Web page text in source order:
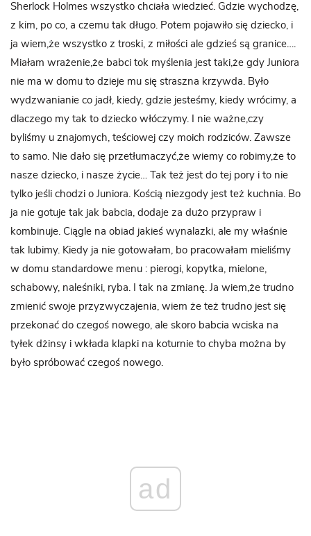
Sherlock Holmes wszystko chciała wiedzieć. Gdzie wychodzę,
z kim, po co, a czemu tak długo. Potem pojawiło się dziecko, i
ja wiem,że wszystko z troski, z miłości ale gdzieś są granice….
Miałam wrażenie,że babci tok myślenia jest taki,że gdy Juniora
nie ma w domu to dzieje mu się straszna krzywda. Było
wydzwanianie co jadł, kiedy, gdzie jesteśmy, kiedy wrócimy, a
dlaczego my tak to dziecko włóczymy. I nie ważne,czy
byliśmy u znajomych, teściowej czy moich rodziców. Zawsze
to samo. Nie dało się przetłumaczyć,że wiemy co robimy,że to
nasze dziecko, i nasze życie… Tak też jest do tej pory i to nie
tylko jeśli chodzi o Juniora. Kością niezgody jest też kuchnia. Bo
ja nie gotuje tak jak babcia, dodaje za dużo przypraw i
kombinuje. Ciągle na obiad jakieś wynalazki, ale my właśnie
tak lubimy. Kiedy ja nie gotowałam, bo pracowałam mieliśmy
w domu standardowe menu : pierogi, kopytka, mielone,
schabowy, naleśniki, ryba. I tak na zmianę. Ja wiem,że trudno
zmienić swoje przyzwyczajenia, wiem że też trudno jest się
przekonać do czegoś nowego, ale skoro babcia wciska na
tyłek dżinsy i wkłada klapki na koturnie to chyba można by
było spróbować czegoś nowego.
ad